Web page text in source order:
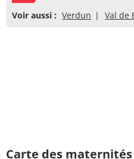
Voir aussi : Verdun Val de
Carte des